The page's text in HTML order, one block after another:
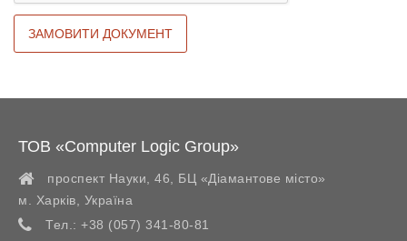
ТОВ «Computer Logic Group»
проспект Науки, 46, БЦ «Діамантове місто»
м. Харків
Україна
Тел.: +38 (057) 341-80-81